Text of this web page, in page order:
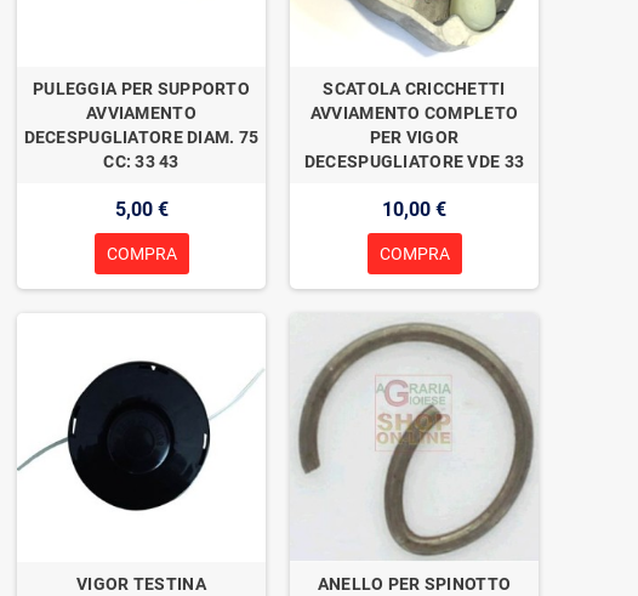
PULEGGIA PER SUPPORTO
AVVIAMENTO
DECESPUGLIATORE DIAM. 75
CC: 33 43
5,00 €
COMPRA
SCATOLA CRICCHETTI
AVVIAMENTO COMPLETO
PER VIGOR
DECESPUGLIATORE VDE 33
10,00 €
COMPRA
VIGOR TESTINA
ANELLO PER SPINOTTO